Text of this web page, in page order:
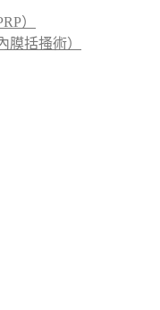
）
膜括搔術）